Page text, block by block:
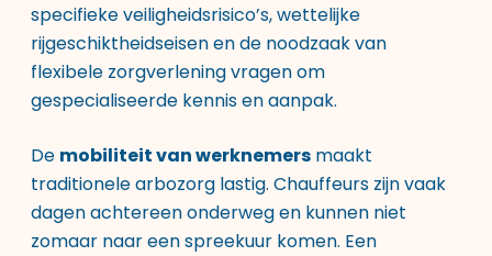
specifieke veiligheidsrisico’s, wettelijke
rijgeschiktheidseisen en de noodzaak van
flexibele zorgverlening vragen om
gespecialiseerde kennis en aanpak.
De mobiliteit van werknemers maakt
traditionele arbozorg lastig. Chauffeurs zijn vaak
dagen achtereen onderweg en kunnen niet
zomaar naar een spreekuur komen. Een